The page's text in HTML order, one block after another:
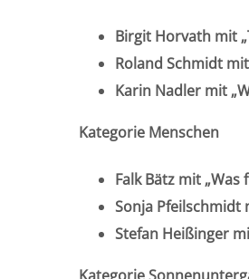
Birgit Horvath mit
Roland Schmidt
Karin Nadler mit
Kategorie Menschen
Falk Bätz mit „Was
Sonja Pfeilschmidt
Stefan Heißinger